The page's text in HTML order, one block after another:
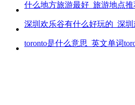
什么地方旅游最好_旅游地点推
深圳欢乐谷有什么好玩的_深
toronto是什么意思_英文单词